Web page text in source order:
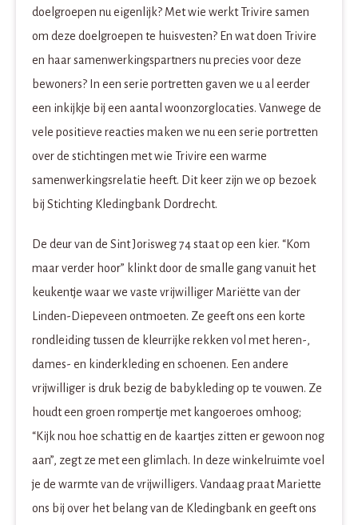
doelgroepen nu eigenlijk? Met wie werkt Trivire samen
om deze doelgroepen te huisvesten? En wat doen Trivire
en haar samenwerkingspartners nu precies voor deze
bewoners? In een serie portretten gaven we u al eerder
een inkijkje bij een aantal woonzorglocaties. Vanwege de
vele positieve reacties maken we nu een serie portretten
over de stichtingen met wie Trivire een warme
samenwerkingsrelatie heeft. Dit keer zijn we op bezoek
bij Stichting Kledingbank Dordrecht.
De deur van de Sint Jorisweg 74 staat op een kier. “Kom
maar verder hoor” klinkt door de smalle gang vanuit het
keukentje waar we vaste vrijwilliger Mariëtte van der
Linden-Diepeveen ontmoeten. Ze geeft ons een korte
rondleiding tussen de kleurrijke rekken vol met heren-,
dames- en kinderkleding en schoenen. Een andere
vrijwilliger is druk bezig de babykleding op te vouwen. Ze
houdt een groen rompertje met kangoeroes omhoog;
“Kijk nou hoe schattig en de kaartjes zitten er gewoon nog
aan”, zegt ze met een glimlach. In deze winkelruimte voel
je de warmte van de vrijwilligers. Vandaag praat Mariette
ons bij over het belang van de Kledingbank en geeft ons